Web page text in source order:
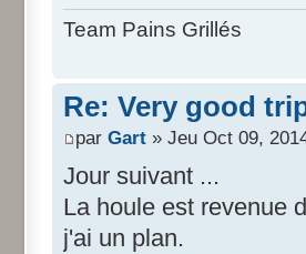
Team Pains Grillés
Re: Very good
par Gart » Jeu Oct 09,
Jour suivant ...
La houle est revenue
j'ai un plan.